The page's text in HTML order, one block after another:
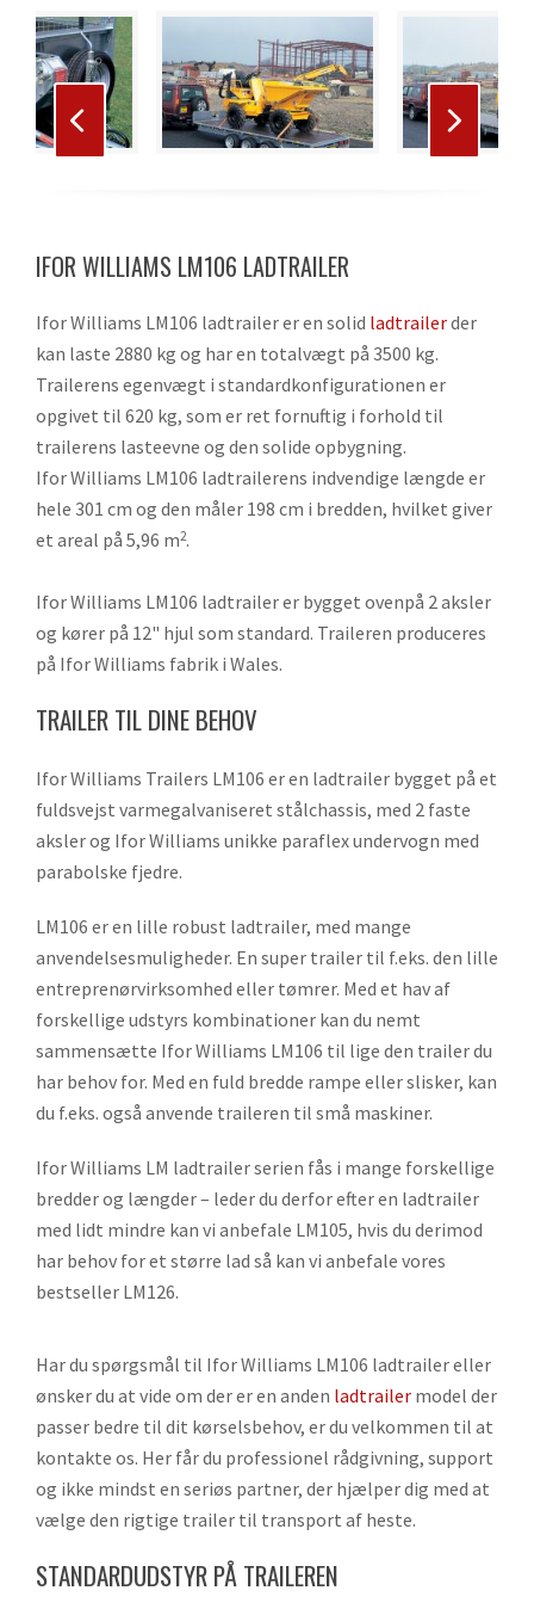
Use
the
left
and
right
access
carousel
navigation
buttons
go
the
first
slide
IFOR WILLIAMS LM106 LADTRAILER
Ifor Williams LM106 ladtrailer er en solid ladtrailerder
kan laste 2880 kg og har en totalvægt på 3500 kg.
Trailerens egenvægt i standardkonfigurationen er
opgivet til 620 kg, som er ret fornuftig i forhold til
trailerens lasteevne og den solide opbygning.
Ifor Williams LM106 ladtrailerens indvendige længde er
hele 301 cm og den måler 198 cm i bredden, hvilket giver
et areal på 5,96 m2.
Ifor Williams LM106 ladtrailer er bygget ovenpå 2 aksler
og kører på 12" hjul som standard. Traileren produceres
på Ifor Williams fabrik i Wales.
TRAILER TIL DINE BEHOV
Ifor Williams Trailers LM106 er en ladtrailer bygget på et
fuldsvejst varmegalvaniseret stålchassis, med 2 faste
aksler og Ifor Williams unikke paraflex undervogn med
parabolske fjedre.
LM106 er en lille robust ladtrailer, med mange
anvendelsesmuligheder. En super trailer til f.eks. den lille
entreprenørvirksomhed eller tømrer. Med et hav af
forskellige udstyrs kombinationer kan du nemt
sammensætte Ifor Williams LM106 til lige den trailer du
har behov for. Med en fuld bredde rampe eller slisker, kan
du f.eks. også anvende traileren til små maskiner.
Ifor Williams LM ladtrailer serien fås i mange forskellige
bredder og længder – leder du derfor efter en ladtrailer
med lidt mindre kan vi anbefale LM105, hvis du derimod
har behov for et større lad så kan vi anbefale vores
bestseller LM126.
Har du spørgsmål til Ifor Williams LM106 ladtrailer eller
ønsker du at vide om der er en anden ladtrailer model der
passer bedre til dit kørselsbehov, er du velkommen til at
kontakte os. Her får du professionel rådgivning, support
og ikke mindst en seriøs partner, der hjælper dig med at
vælge den rigtige trailer til transport af heste.
STANDARDUDSTYR PÅ TRAILEREN